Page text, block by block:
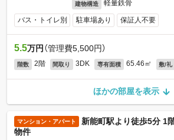
建物構造 軽量鉄骨
バス・トイレ別 駐車場あり 保証人不要
5.5万円 （管理費5,500円）
階数 2階 間取り 3DK 専有面積 65.46㎡ 敷/礼
ほかの部屋を表示
マンション・アパート
新能町駅より徒歩5分 1
物件